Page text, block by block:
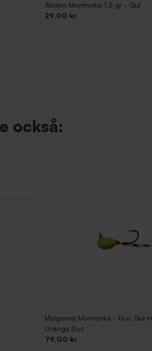
Abisko Mormyska 1,5 gr - Gul
Pris
29,00 kr
också:
Malgomaj Mormyska - Fluo Gul
Orange Dot
Pris
79,00 kr